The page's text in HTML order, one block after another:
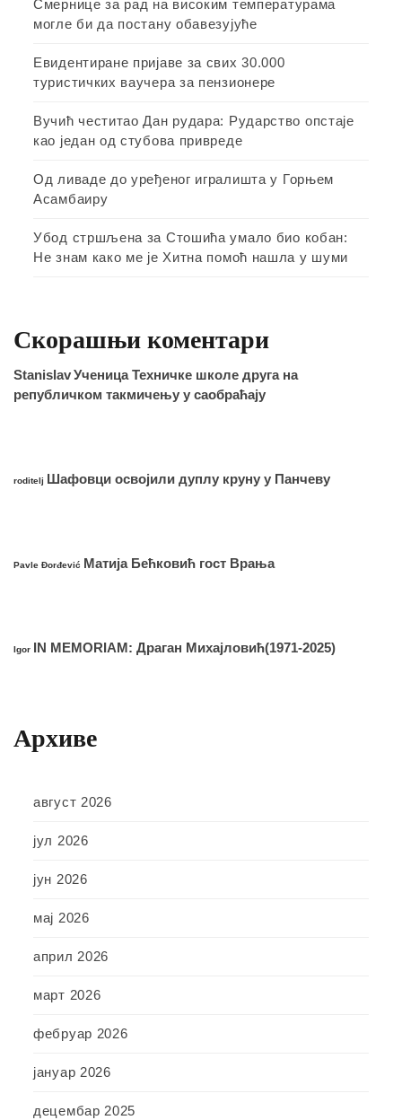
Смернице за рад на високим температурама
могле би да постану обавезујуће
Евидентиране пријаве за свих 30.000
туристичких ваучера за пензионере
Вучић честитао Дан рудара: Рударство опстаје
као један од стубова привреде
Од ливаде до уређеног игралишта у Горњем
Асамбаиру
Убод стршљена за Стошића умало био кобан:
Не знам како ме је Хитна помоћ нашла у шуми
Скорашњи коментари
StanislavУченица Техничке школе друга на
републичком такмичењу у саобраћају
roditelj Шафовци освојили дуплу круну у Панчеву
Pavle Đorđević Матија Бећковић гост Врања
Igor IN MEMORIAM: Драган Михајловић(1971-2025)
Архиве
август 2026
јул 2026
јун 2026
мај 2026
април 2026
март 2026
фебруар 2026
јануар 2026
децембар 2025